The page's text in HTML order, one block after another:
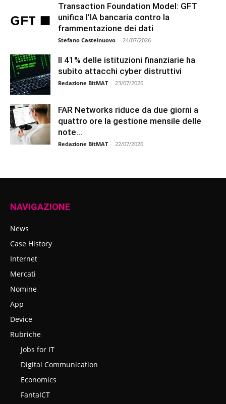
Transaction Foundation Model: GFT
unifica l’IA bancaria contro la
frammentazione dei dati
Stefano Castelnuovo - 24/07/2026
Il 41% delle istituzioni finanziarie ha
subito attacchi cyber distruttivi
Redazione BitMAT - 23/07/2026
FAR Networks riduce da due giorni a
quattro ore la gestione mensile delle
note...
Redazione BitMAT - 22/07/2026
NAVIGAZIONE
News
Case History
Internet
Mercati
Nomine
App
Device
Rubriche
Jobs for IT
Digital Communication
Economics
FantaICT